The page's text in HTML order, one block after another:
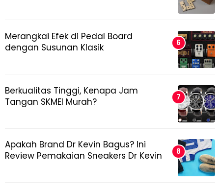
Merangkai Efek di Pedal Board
dengan Susunan Klasik
Berkualitas Tinggi, Kenapa Jam
Tangan SKMEI Murah?
Apakah Brand Dr Kevin Bagus? Ini
Review Pemakaian Sneakers Dr Kevin